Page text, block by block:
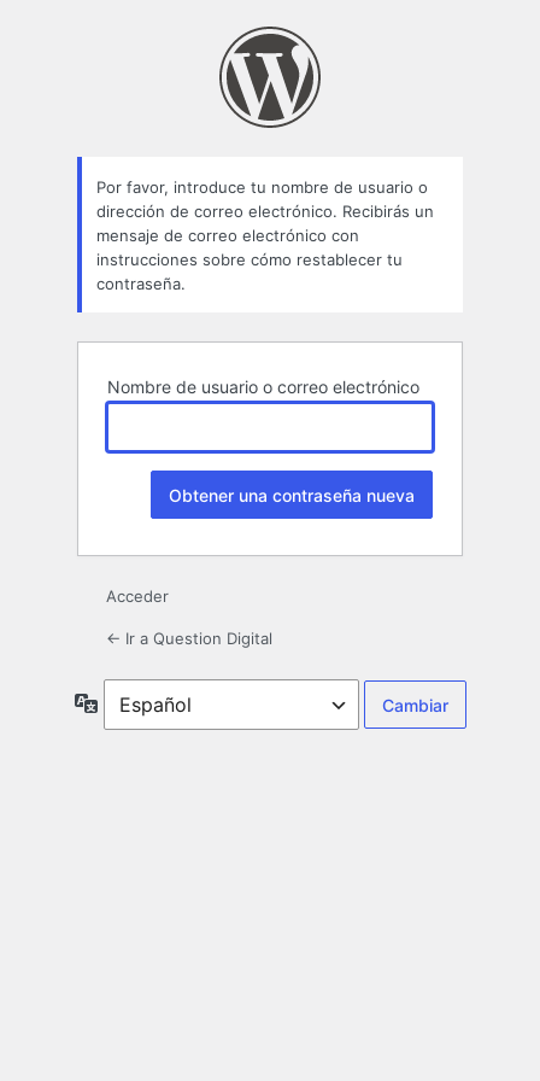
Por favor, introduce tu nombre de usuario o
dirección de correo electrónico. Recibirás un
mensaje de correo electrónico con
instrucciones sobre cómo restablecer tu
contraseña.
Nombre de usuario o correo electrónico
Acceder
← Ir a Question Digital
Idioma